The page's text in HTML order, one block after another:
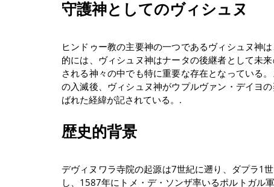
守護神としてのヴィシュヌ
ヒンドゥー教の主要神の一つであるヴィシュヌ神
的には、ヴィシュヌ神はナータの後継者として未
される神々の中でも特に重要な存在となっている
の入滅後、ヴィシュヌ神がウプルヴァン・デイヨ
ばれた経緯が記されている。.
歴史的背景
デヴィヌワラ寺院の起源は7世紀に遡り、ダプラ1
し、1587年にトメ・デ・ソンザ率いるポルトガル